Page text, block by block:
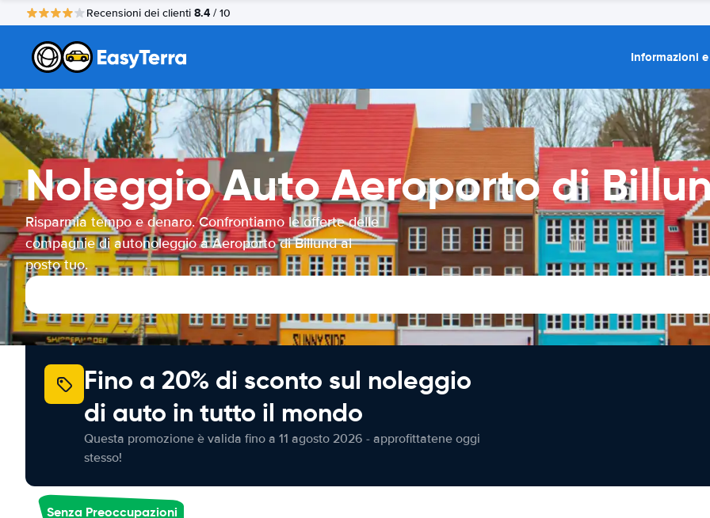
Recensioni dei clienti 8.4 / 10
Informazioni
Noleggio Auto Aeroporto di
Risparmia tempo e denaro. Confrontiamo le offerte delle
compagnie di autonoleggio a Aeroporto di Billund al
posto tuo.
Fino a 20% di sconto sul noleggio
di auto in tutto il mondo
Questa promozione è valida fino a 11 agosto 2026 - approfittatene oggi
stesso!
Senza Preoccupazioni